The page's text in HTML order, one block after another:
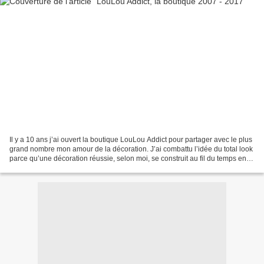
Il y a 10 ans j’ai ouvert la boutique LouLou Addict pour partager avec le plus
grand nombre mon amour de la décoration. J’ai combattu l’idée du total look
parce qu’une décoration réussie, selon moi, se construit au fil du temps en